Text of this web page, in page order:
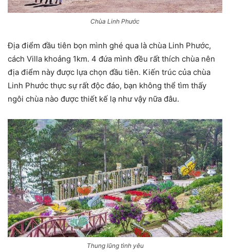
Chùa Linh Phước
Địa điểm đầu tiên bọn mình ghé qua là chùa Linh Phước,
cách Villa khoảng 1km. 4 đứa mình đều rất thích chùa nên
địa điểm này được lựa chọn đầu tiên. Kiến trúc của chùa
Linh Phước thực sự rất độc đáo, bạn không thể tìm thấy
ngôi chùa nào được thiết kế lạ như vậy nữa đâu.
Thung lũng tình yêu